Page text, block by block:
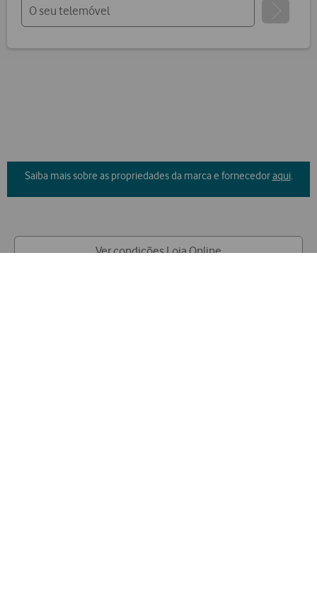
Saiba mais sobre as propriedades da marca e fornecedoraqui.
Ver condições Loja Online